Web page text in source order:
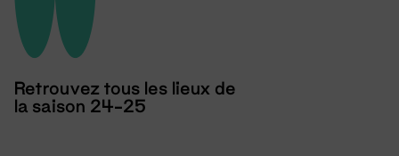
Retrouvez tous les lieux de
la saison 24-25